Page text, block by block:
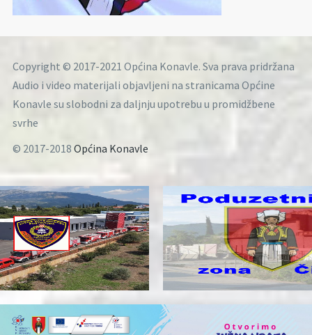
Copyright © 2017-2021 Općina Konavle. Sva prava pridržana
Audio i video materijali objavljeni na stranicama Općine
Konavle su slobodni za daljnju upotrebu u promidžbene
svrhe
© 2017-2018 Općina Konavle